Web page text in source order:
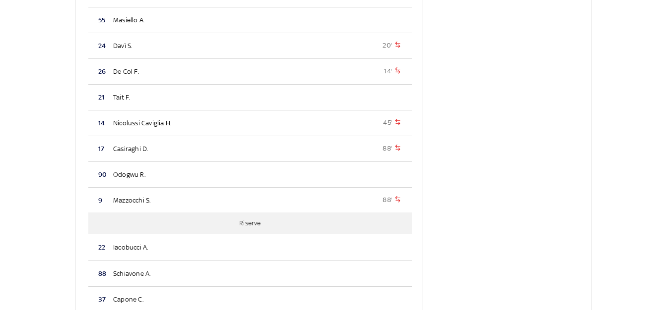
55 Masiello A.
24 Davì S. 20'
26 De Col F. 14'
21 Tait F.
14 Nicolussi Caviglia H. 45'
17 Casiraghi D. 88'
90 Odogwu R.
9 Mazzocchi S. 88'
Riserve
22 Iacobucci A.
88 Schiavone A.
37 Capone C.